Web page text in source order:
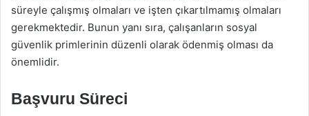
süreyle çalışmış olmaları ve işten çıkartılmamış olmaları
gerekmektedir. Bunun yanı sıra, çalışanların sosyal
güvenlik primlerinin düzenli olarak ödenmiş olması da
önemlidir.
Başvuru Süreci